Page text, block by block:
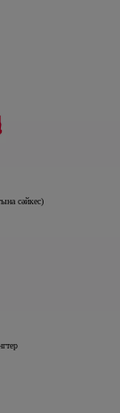
сәйкес)